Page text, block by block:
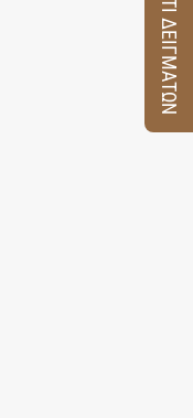
ΚΟΥΤΙ ΔΕΙΓΜΑΤΩΝ